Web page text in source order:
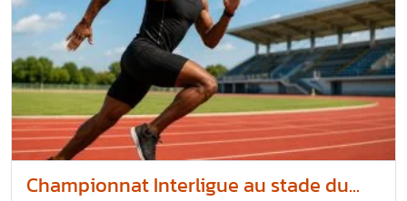
Championnat Interligue au stade du...